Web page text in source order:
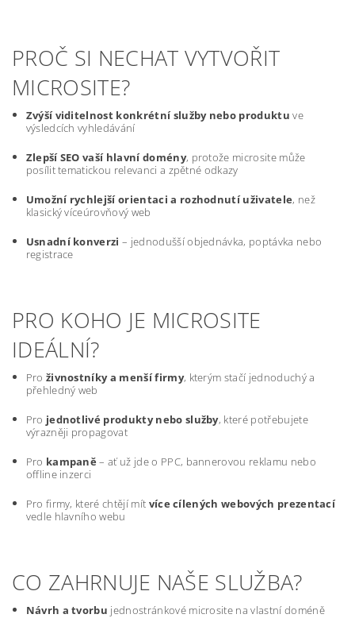
PROČ SI NECHAT VYTVOŘIT
MICROSITE?
Zvýší viditelnost konkrétní služby nebo produktu ve
výsledcích vyhledávání
Zlepší SEO vaší hlavní domény, protože microsite může
posílit tematickou relevanci a zpětné odkazy
Umožní rychlejší orientaci a rozhodnutí uživatele, než
klasický víceúrovňový web
Usnadní konverzi – jednodušší objednávka, poptávka nebo
registrace
PRO KOHO JE MICROSITE
IDEÁLNÍ?
Pro živnostníky a menší firmy, kterým stačí jednoduchý a
přehledný web
Pro jednotlivé produkty nebo služby, které potřebujete
výrazněji propagovat
Pro kampaně – ať už jde o PPC, bannerovou reklamu nebo
offline inzerci
Pro firmy, které chtějí mít více cílených webových prezentací
vedle hlavního webu
CO ZAHRNUJE NAŠE SLUŽBA?
Návrh a tvorbu jednostránkové microsite na vlastní doméně